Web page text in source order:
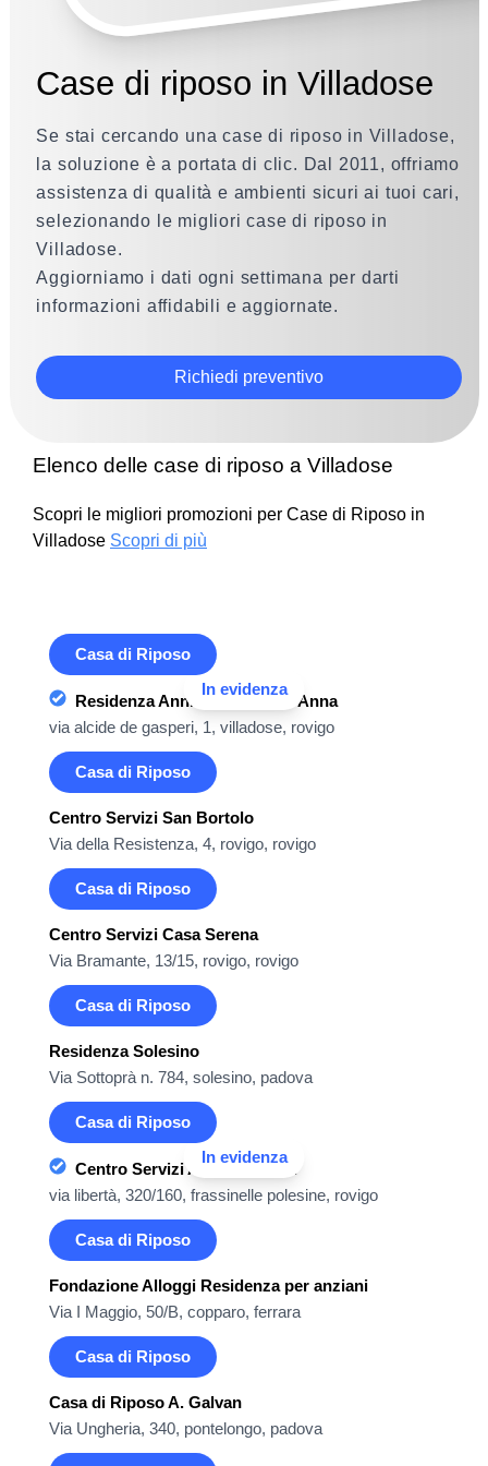
Case di riposo in Villadose
Se stai cercando una case di riposo in Villadose,
la soluzione è a portata di clic. Dal 2011, offriamo
assistenza di qualità e ambienti sicuri ai tuoi cari,
selezionando le migliori case di riposo in
Villadose.
Aggiorniamo i dati ogni settimana per darti
informazioni affidabili e aggiornate.
Richiedi preventivo
Elenco delle case di riposo a Villadose
Scopri le migliori promozioni per Case di Riposo in
Villadose Scopri di più
In evidenza
Casa di Riposo
Residenza Anni Azzurri Sant'Anna
via alcide de gasperi, 1, villadose, rovigo
Casa di Riposo
Centro Servizi San Bortolo
Via della Resistenza, 4, rovigo, rovigo
Casa di Riposo
Centro Servizi Casa Serena
Via Bramante, 13/15, rovigo, rovigo
Casa di Riposo
Residenza Solesino
Via Sottoprà n. 784, solesino, padova
In evidenza
Casa di Riposo
Centro Servizi Anziani Bellini
via libertà, 320/160, frassinelle polesine, rovigo
Casa di Riposo
Fondazione Alloggi Residenza per anziani
Via I Maggio, 50/B, copparo, ferrara
Casa di Riposo
Casa di Riposo A. Galvan
Via Ungheria, 340, pontelongo, padova